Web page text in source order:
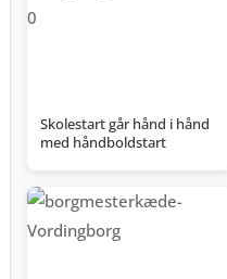
Skolestart går hånd i hånd
med håndboldstart